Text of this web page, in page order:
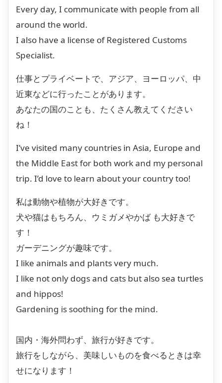
Every day, I communicate with people from all
around the world.
I also have a license of Registered Customs
Specialist.
仕事とプライベートで、アジア、ヨーロッパ、中
近東などに行ったことがあります。
あなたの国のことも、たくさん教えてください
ね！
I’ve visited many countries in Asia, Europe and
the Middle East for both work and my personal
trip. I’d love to learn about your country too!
私は動物や植物が大好きです。
犬や猫はもちろん、ウミガメやかば も大好きで
す！
ガーデニングが趣味です。
I like animals and plants very much.
I like not only dogs and cats but also sea turtles
and hippos!
Gardening is soothing for the mind.
国内・海外問わず、旅行が好きです。
旅行をしながら、美味しいものを食べるときは幸
せになります！